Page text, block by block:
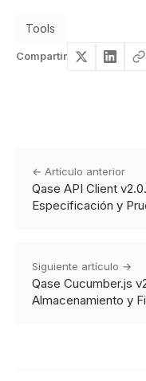
Tools
Compartir
← Artículo anterior
Qase API Client
Especificación y
Siguiente artículo →
Qase Cucumber.js
Almacenamiento y